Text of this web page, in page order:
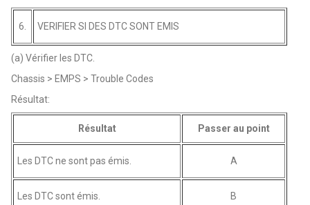
6. VERIFIER SI DES DTC SONT EMIS
(a) Vérifier les DTC.
Chassis > EMPS > Trouble Codes
Résultat:
Résultat Passer au point
Les DTC ne sont pas émis. A
Les DTC sont émis. B